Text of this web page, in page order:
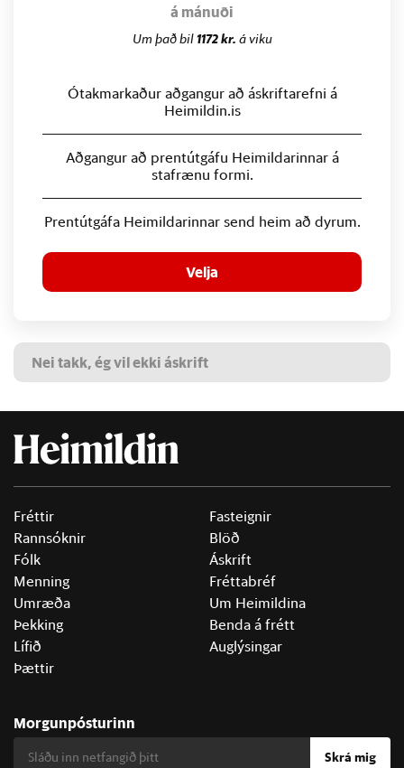
á mánuði
Um það bil1172 kr. á viku
Ótakmarkaður aðgangur að áskriftarefni á
Heimildin.is
Aðgangur að prentútgáfu Heimildarinnar á
stafrænu formi.
Prentútgáfa Heimildarinnar send heim að dyrum.
Velja
Nei takk, ég vil ekki áskrift
Fréttir
Rannsóknir
Fólk
Menning
Umræða
Þekking
Lífið
Þættir
Fasteignir
Blöð
Áskrift
Fréttabréf
Um Heimildina
Benda á frétt
Auglýsingar
Morgunpósturinn
Skrá mig